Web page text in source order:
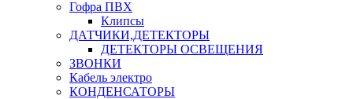
Гофра ПВХ
Клипсы
ДАТЧИКИ,ДЕТЕКТОРЫ
ДЕТЕКТОРЫ ОСВЕЩЕНИЯ
ЗВОНКИ
Кабель электро
КОНДЕНСАТОРЫ